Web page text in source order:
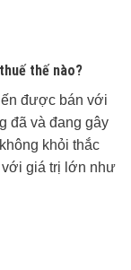
thế nào?
được bán với
đã và đang gây
khỏi thắc
với giá trị lớn như